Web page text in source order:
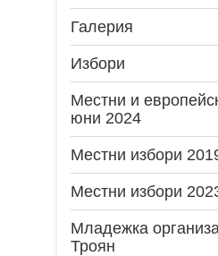
Галерия
Избори
Местни и
юни 2024
Местни избори
Местни избори
Младежка
Троян